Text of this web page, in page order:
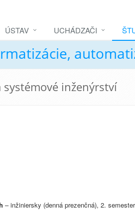
ÚSTAV UCHÁDZAČI
inženýrství
– inžiniersky (denná prezenčná), 2. semester